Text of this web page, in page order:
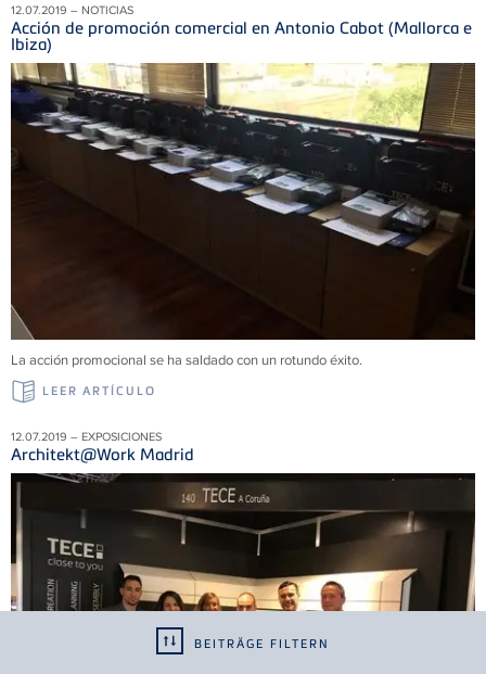
BEITRÄGE FILTERN
12.07.2019 – NOTICIAS
Acción de promoción comercial en Antonio Cabot (Mallorca e
Ibiza)
La acción promocional se ha saldado con un rotundo éxito.
LEER ARTÍCULO
12.07.2019 – EXPOSICIONES
Architekt@Work Madrid